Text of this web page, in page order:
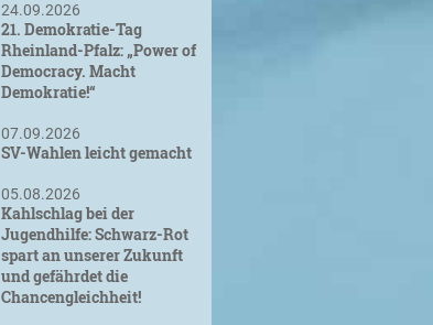
24.09.2026
21. Demokratie-Tag
Rheinland-Pfalz: „Power of
Democracy. Macht
Demokratie!“
07.09.2026
SV-Wahlen leicht gemacht
05.08.2026
Kahlschlag bei der
Jugendhilfe: Schwarz-Rot
spart an unserer Zukunft
und gefährdet die
Chancengleichheit!